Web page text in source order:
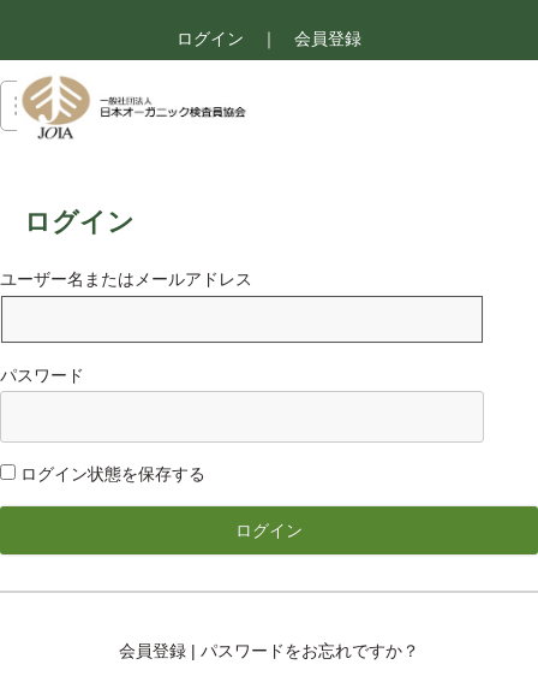
ログイン ｜ 会員登録
ログイン
ユーザー名またはメールアドレス
パスワード
ログイン状態を保存する
会員登録 | パスワードをお忘れですか？